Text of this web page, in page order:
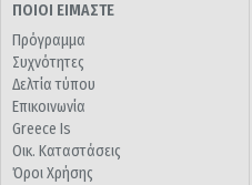
ΠΟΙΟΙ ΕΙΜΑΣΤΕ
Πρόγραμμα
Συχνότητες
Δελτία τύπου
Επικοινωνία
Greece Is
Οικ. Καταστάσεις
Όροι Χρήσης